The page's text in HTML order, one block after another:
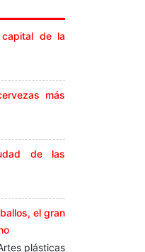
de la
más
de las
el gran
plásticas